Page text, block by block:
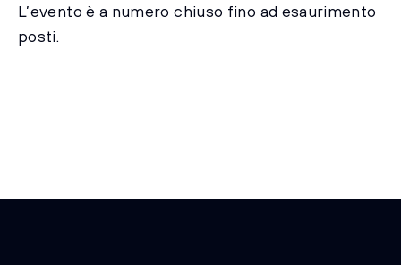
L’evento è a numero chiuso fino ad esaurimento
posti.